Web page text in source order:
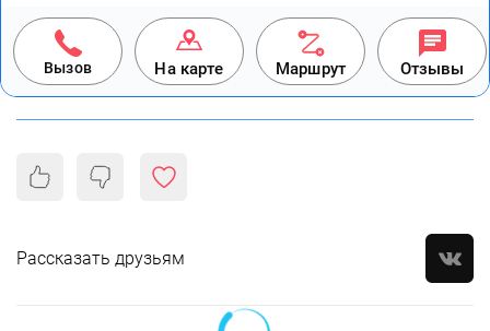
Вызов На карте Маршрут Отзывы
Рассказать друзьям